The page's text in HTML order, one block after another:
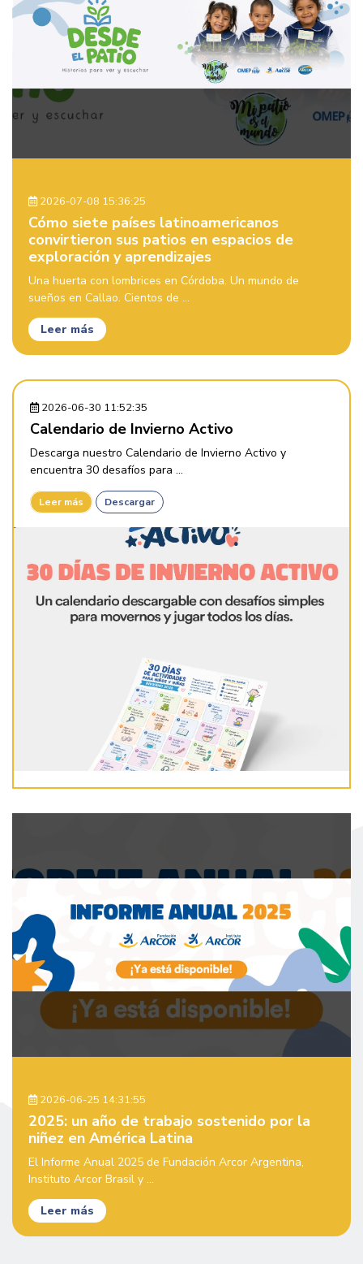
2026-07-08 15:36:25
Cómo siete países latinoamericanos
convirtieron sus patios en espacios de
exploración y aprendizajes
Una huerta con lombrices en Córdoba. Un mundo de
sueños en Callao. Cientos de ...
Leer más
2026-06-30 11:52:35
Calendario de Invierno Activo
Descarga nuestro Calendario de Invierno Activo y
encuentra 30 desafíos para ...
Leer más Descargar
2026-06-25 14:31:55
2025: un año de trabajo sostenido por la
niñez en América Latina
El Informe Anual 2025 de Fundación Arcor Argentina,
Instituto Arcor Brasil y ...
Leer más